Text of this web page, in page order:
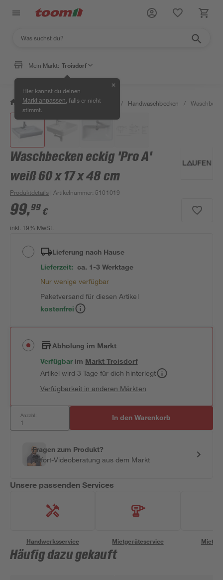
Mein Markt: Troisdorf
Hier kannst du deinen
Markt anpassen , falls er nicht
stimmt.
✕
/ Bad & Sanitär / Waschbecken / Handwaschbecken /
Waschbecken eckig 'Pro A'
weiß 60 x 17 x 48 cm
Produktdetails | Artikelnummer: 5101019
99,99 €
inkl. 19% MwSt.
Lieferung nach Hause
Lieferzeit: ca. 1-3 Werktage
Nur wenige verfügbar
Paketversand für diesen Artikel
kostenfrei
Abholung im Markt
Verfügbar im MarktTroisdorf
Artikel wird 3 Tage für dich hinterlegt
Verfügbarkeit in anderen Märkten
Anzahl: In den Warenkorb
Fragen zum Produkt?
Sofort-Videoberatung aus dem Markt
Unsere passenden Services
Handwerksservice Mietgeräteservice
Häufig dazu gekauft